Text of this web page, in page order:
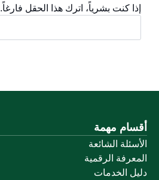
إذا كنت بشرياً، اترك هذا الحقل فارغاً.
أقسام مهمة
الأسئلة الشائعة
المعرفة الرقمية
دليل الخدمات